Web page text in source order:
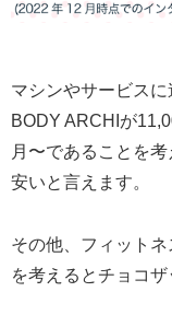
マシンやサービス
BODY ARCHIが
月〜であることを
安いと言えます。
その他、フィット
を考えるとチョコザ